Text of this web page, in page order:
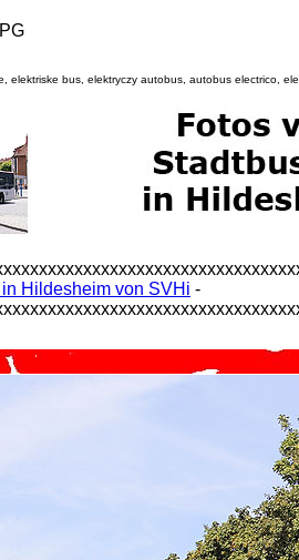
elektriske bus, elektryczy autobus, autobus electrico,
Hildesheim von SVHi -